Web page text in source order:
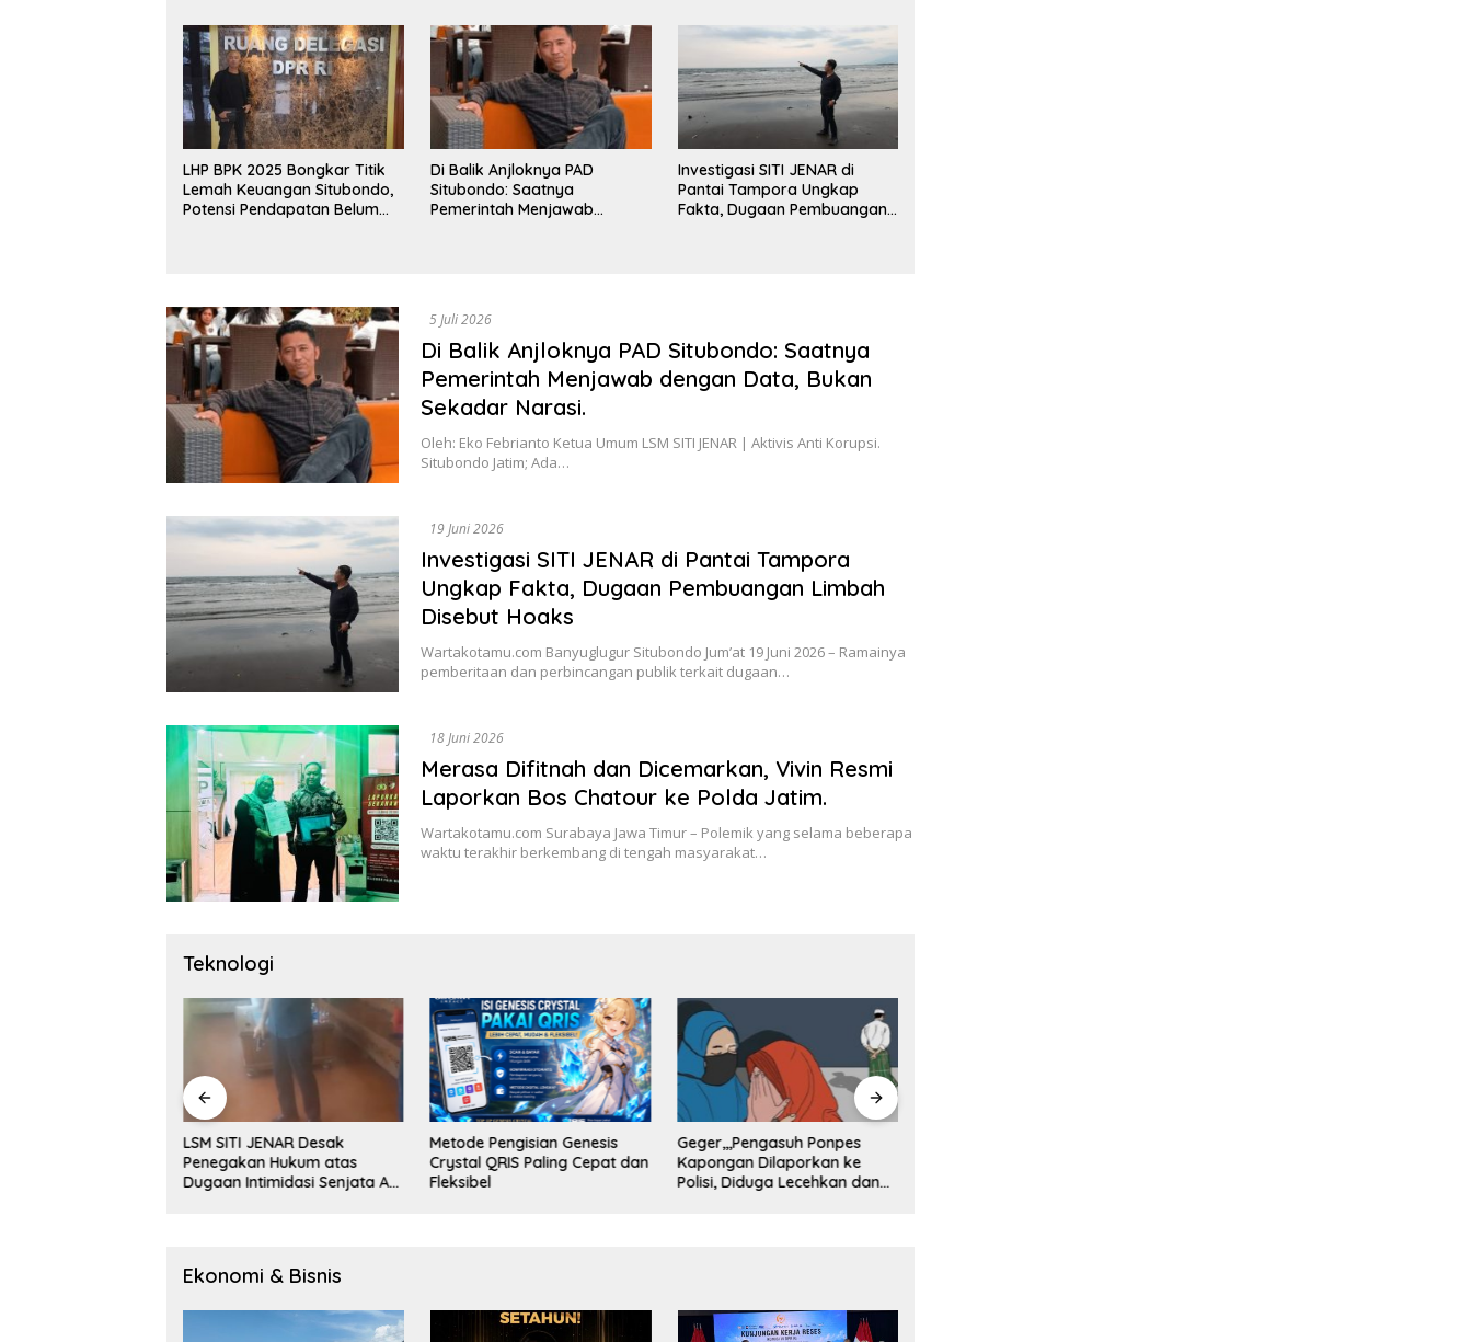
LHP BPK 2025 Bongkar Titik
Lemah Keuangan Situbondo,
Potensi Pendapatan Belum
Di Balik Anjloknya PAD
Situbondo: Saatnya
Pemerintah Menjawab
Investigasi SITI JENAR di
Pantai Tampora Ungkap
Fakta, Dugaan Pembuangan
5 Juli 2026
Di Balik Anjloknya PAD Situbondo: Saatnya
Pemerintah Menjawab dengan Data, Bukan
Sekadar Narasi.
Oleh: Eko Febrianto Ketua Umum LSM SITI JENAR | Aktivis Anti Korupsi.
Situbondo Jatim; Ada…
19 Juni 2026
Investigasi SITI JENAR di Pantai Tampora
Ungkap Fakta, Dugaan Pembuangan Limbah
Disebut Hoaks
Wartakotamu.com Banyuglugur Situbondo Jum’at 19 Juni 2026 – Ramainya
pemberitaan dan perbincangan publik terkait dugaan…
18 Juni 2026
Merasa Difitnah dan Dicemarkan, Vivin Resmi
Laporkan Bos Chatour ke Polda Jatim.
Wartakotamu.com Surabaya Jawa Timur – Polemik yang selama beberapa
waktu terakhir berkembang di tengah masyarakat…
Teknologi
LSM SITI JENAR Desak
Penegakan Hukum atas
Dugaan Intimidasi Senjata Api
Metode Pengisian Genesis
Crystal QRIS Paling Cepat dan
Fleksibel
Geger,,,Pengasuh Ponpes
Kapongan Dilaporkan ke
Polisi, Diduga Lecehkan dan
Ekonomi & Bisnis